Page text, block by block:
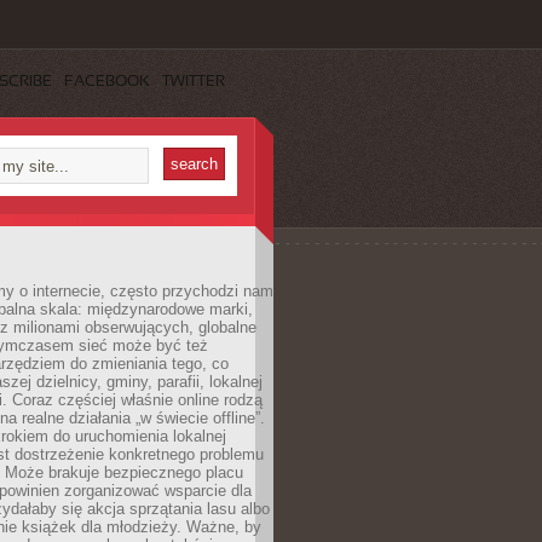
FACEBOOK TWITTER
o internecie, często przychodzi nam
skala: międzynarodowe marki,
milionami obserwujących, globalne
sieć może być też
do zmieniania tego, co
dzielnicy, gminy, parafii, lokalnej
Coraz częściej właśnie online rodzą
realne działania „w świecie offline”.
do uruchomienia lokalnej
dostrzeżenie konkretnego problemu
Może brakuje bezpiecznego placu
zorganizować wsparcie dla
się akcja sprzątania lasu albo
książek dla młodzieży. Ważne, by